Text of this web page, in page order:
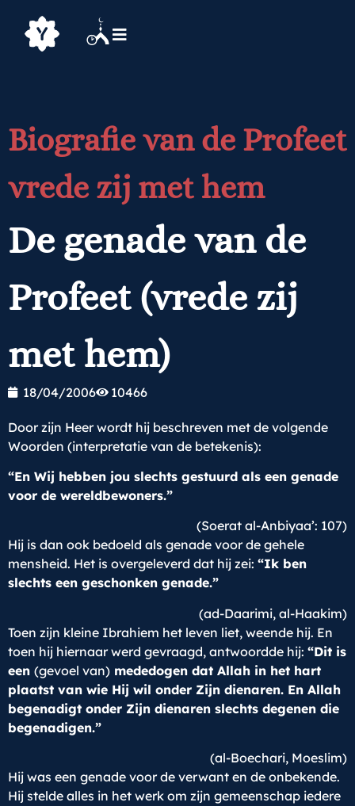
Biografie van de Profeet
vrede zij met hem
De genade van de
Profeet (vrede zij
met hem)
18/04/2006 10466
Door zijn Heer wordt hij beschreven met de volgende
Woorden (interpretatie van de betekenis):
“En Wij hebben jou slechts gestuurd als een genade
voor de wereldbewoners.”
(Soerat al-Anbiyaa’: 107)
Hij is dan ook bedoeld als genade voor de gehele
mensheid. Het is overgeleverd dat hij zei: “Ik ben
slechts een geschonken genade.”
(ad-Daarimi, al-Haakim)
Toen zijn kleine Ibrahiem het leven liet, weende hij. En
toen hij hiernaar werd gevraagd, antwoordde hij: “Dit is
een (gevoel van) mededogen dat Allah in het hart
plaatst van wie Hij wil onder Zijn dienaren. En Allah
begenadigt onder Zijn dienaren slechts degenen die
begenadigen.”
(al-Boechari, Moeslim)
Hij was een genade voor de verwant en de onbekende.
Hij stelde alles in het werk om zijn gemeenschap iedere